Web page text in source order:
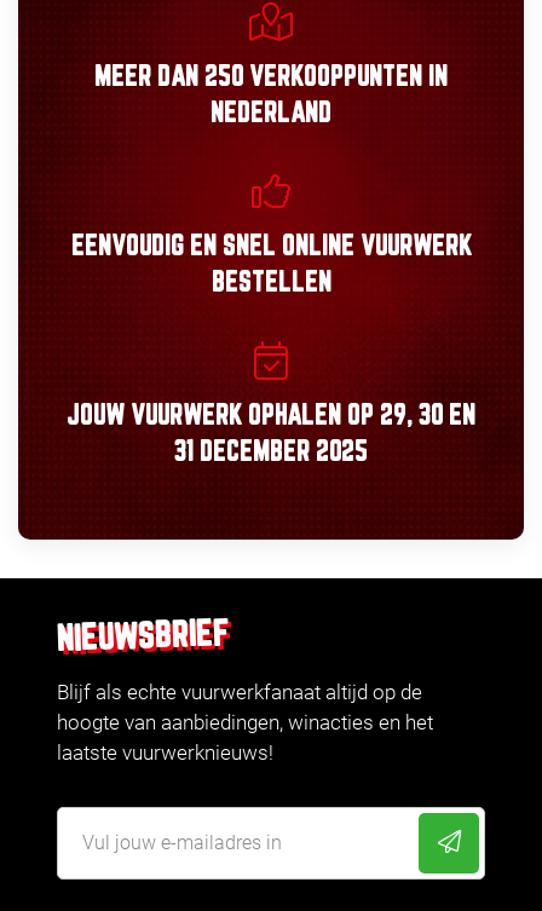
MEER DAN 250 VERKOOPPUNTEN
IN
NEDERLAND
EENVOUDIGEN SNEL ONLINE VUURWERK
BESTELLEN
JOUW VUURWERK OPHALEN OP 29, 30 EN
31 DECEMBER 2025
NIEUWSBRIEF
Blijf als echte vuurwerkfanaat altijd op de
hoogte van aanbiedingen, winacties en het
laatste vuurwerknieuws!